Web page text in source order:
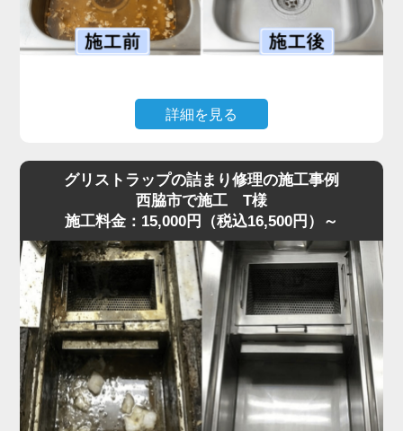
詳細を見る
ことで排水がまったく流れなくなり、シンクに汚水が逆流
してくる状態でした。
現場を確認すると、排水管内に油脂が厚い層となって固着
しており、S字トラップの内部がほぼ完全に塞がっていま
した。
プロの点検では、排水溝に流した油が冷えて固まり、長期
間蓄積された食材カスが原因と判明しました。
まずS字トラップと蛇腹ホースを分解し、内部の固着物を
丁寧に除去しました。
その後、流路を確保するため専用薬剤で内部を洗浄しまし
た。作業は30分ほどで完了し、排水もスムーズに回復する
ことができました。
グリストラップの詰まり修理の施工事例
西脇市で施工 T様
施工料金：15,000円（税込16,500円）～